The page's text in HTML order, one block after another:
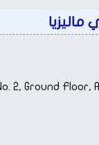
2, Ground Floor,